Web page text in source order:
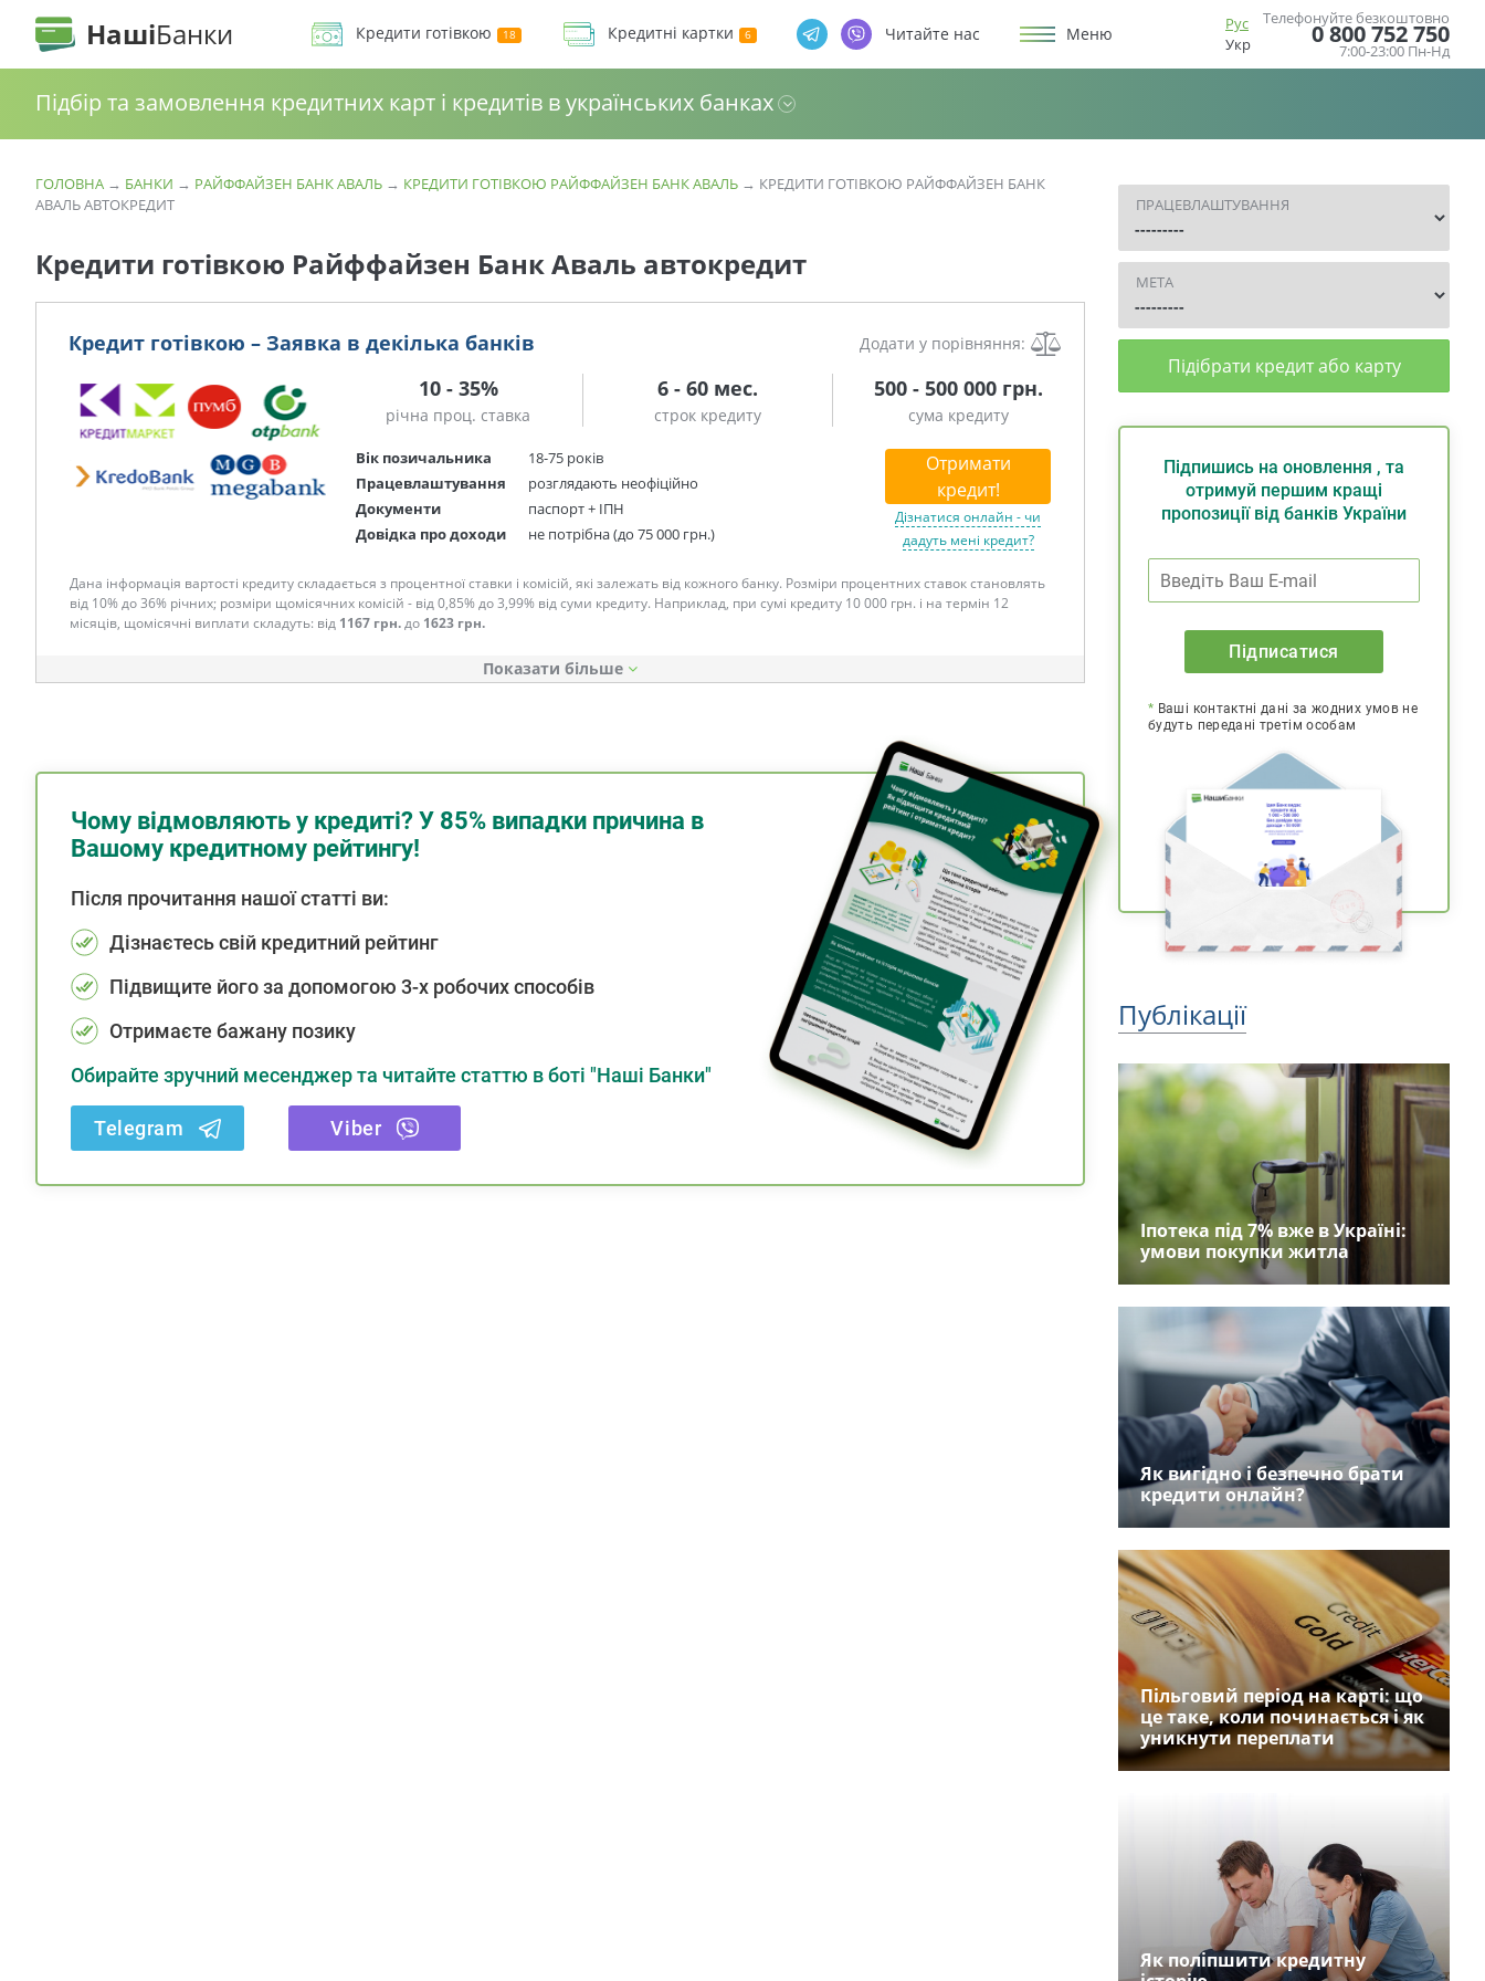
НашіБанки Кредити готівкою Кредитні картки Читайте нас Меню
Рус
Укр
Телефонуйте безкоштовно
0 800 752 750
7:00-23:00 Пн-Нд
Підбір та замовлення кредитних карт і кредитів в українських банках
ГОЛОВНА → БАНКИ → РАЙФФАЙЗЕН БАНК АВАЛЬ → КРЕДИТИ ГОТІВКОЮ РАЙФФАЙЗЕН БАНК АВАЛЬ → КРЕДИТИ ГОТІВКОЮ РАЙФФАЙЗЕН БАНК
АВАЛЬ АВТОКРЕДИТ
Кредити готівкою Райффайзен Банк Аваль автокредит
Кредит готівкою – Заявка в декілька банків Додати у порівняння:
10 - 35%
річна проц. ставка
6 - 60 мес.
строк кредиту
500 - 500 000 грн.
сума кредиту
Вік позичальника
18-75 років
Працевлаштування
розглядають неофіційно
Документи
паспорт + ІПН
Довідка про доходи
не потрібна (до 75 000 грн.)
Отримати
кредит!
Дізнатися онлайн - чи
дадуть мені кредит?
Дана інформація вартості кредиту складається з процентної ставки і комісій, які залежать від кожного банку. Розміри процентних ставок становлять
від 10% до 36% річних; розміри щомісячних комісій - від 0,85% до 3,99% від суми кредиту. Наприклад, при сумі кредиту 10 000 грн. і на термін 12
місяців, щомісячні виплати складуть: від 1167 грн.до 1623 грн.
Показати
Чому відмовляють у кредиті? У 85% випадки причина в
Вашому кредитному рейтингу!
Після прочитання нашої статті ви:
Дізнаєтесь свій кредитний рейтинг
Підвищите його за допомогою 3-х робочих способів
Отримаєте бажану позику
Обирайте зручний месенджер та читайте статтю в боті "Наші Банки"
Telegram Viber
ПРАЦЕВЛАШТУВАННЯ
МЕТА
Підібрати кредит або карту
Підпишись на оновлення , та
отримуй першим кращі
пропозиції від банків України
Підписатися
* Ваші контактні дані за жодних умов не
будуть передані третім особам
Публікації
Іпотека під 7% вже в Україні:
умови покупки житла
Як вигідно і безпечно брати
кредити онлайн?
Пільговий період на карті: що
це таке, коли починається і як
уникнути переплати
Як поліпшити кредитну